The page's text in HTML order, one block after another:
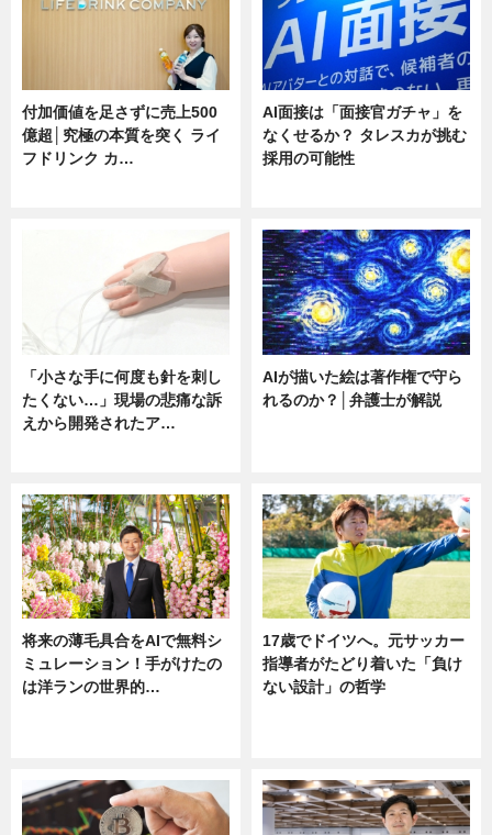
付加価値を足さずに売上500
億超│究極の本質を突く ライ
フドリンク カ…
AI面接は「面接官ガチャ」を
なくせるか？ タレスカが挑む
採用の可能性
「小さな手に何度も針を刺し
たくない…」現場の悲痛な訴
えから開発されたア…
AIが描いた絵は著作権で守ら
れるのか？│弁護士が解説
将来の薄毛具合をAIで無料シ
ミュレーション！手がけたの
は洋ランの世界的…
17歳でドイツへ。元サッカー
指導者がたどり着いた「負け
ない設計」の哲学